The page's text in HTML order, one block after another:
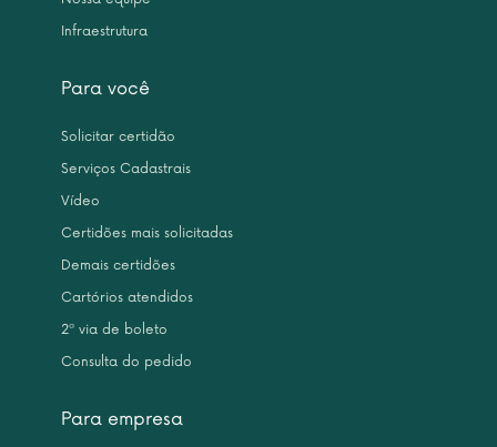
Infraestrutura
Para você
Solicitar certidão
Serviços Cadastrais
Vídeo
Certidões mais solicitadas
Demais certidões
Cartórios atendidos
2ª via de boleto
Consulta do pedido
Para empresa